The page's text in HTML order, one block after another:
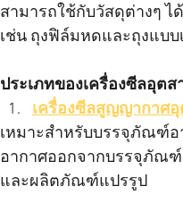
สามารถใช้กับวัสดุต่างๆ
เช่น ถุงฟิล์มหดและถุงแบบ
ประเภทของเครื่องซีลอุตส
เครื่องซีลสูญญากาศ
เหมาะสำหรับบรรจุภัณฑ์
อากาศออกจากบรรจุภัณฑ์
และผลิตภัณฑ์แปรรูป